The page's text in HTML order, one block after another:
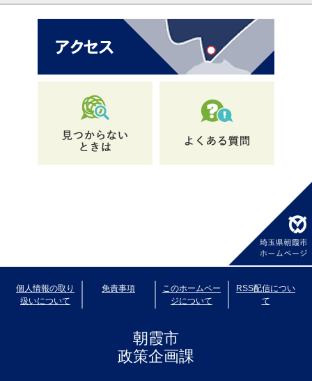
個人情報の取り
扱いについて
免責事項
このホームペー
ジについて
RSS配信につい
て
朝霞市
政策企画課